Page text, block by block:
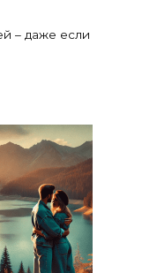
– даже если